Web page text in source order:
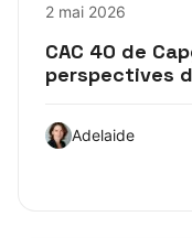
2 mai 2026
CAC 40 de
perspectives
Adelaide